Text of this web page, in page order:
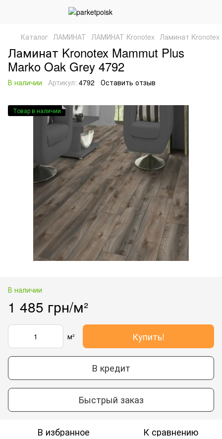
Каталог ЛАМИНАТ ЛАМИНАТ Kronotex Ламинат Kronotex
Ламинат Kronotex Mammut Plus
Marko Oak Grey 4792
В наличии Артикул: 4792 Оставить отзыв
Товар в наличии
В наличии
1 485 грн/м²
м² Купить!
В кредит
Быстрый заказ
В избранное К сравнению